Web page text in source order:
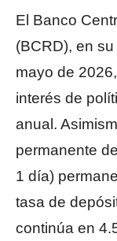
El Banco
(BCRD), en
mayo de
interés de
anual.
permanente
1 día)
tasa de
continúa en